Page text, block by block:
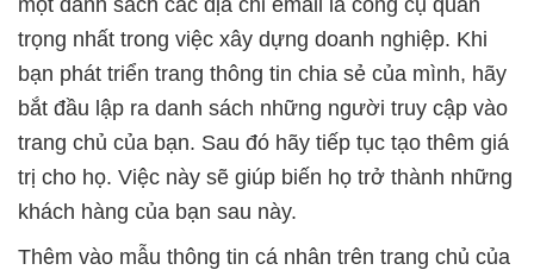
một danh sách các địa chỉ email là công cụ quan
trọng nhất trong việc xây dựng doanh nghiệp. Khi
bạn phát triển trang thông tin chia sẻ của mình, hãy
bắt đầu lập ra danh sách những người truy cập vào
trang chủ của bạn. Sau đó hãy tiếp tục tạo thêm giá
trị cho họ. Việc này sẽ giúp biến họ trở thành những
khách hàng của bạn sau này.
Thêm vào mẫu thông tin cá nhân trên trang chủ của